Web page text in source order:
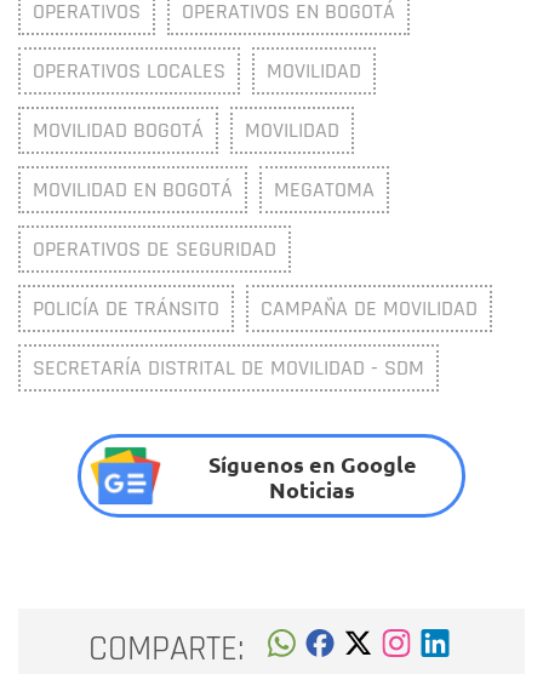
OPERATIVOS OPERATIVOS EN BOGOTÁ
OPERATIVOS LOCALES MOVILIDAD
MOVILIDAD BOGOTÁ MOVILIDAD
MOVILIDAD EN BOGOTÁ MEGATOMA
OPERATIVOS DE SEGURIDAD
POLICÍA DE TRÁNSITO CAMPAÑA DE MOVILIDAD
SECRETARÍA DISTRITAL DE MOVILIDAD - SDM
Síguenos en Google
Noticias
COMPARTE: